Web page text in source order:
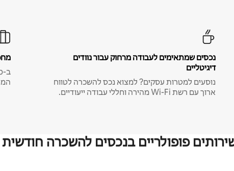
נכסים שמתאימים לעבודה מרחוק עבור נוודים
דיגיטליים
נוסעים למטרות עסקים? למצוא נכס להשכרה לטווח
ארוך עם רשת Wi-Fi מהירה וחללי עבודה ייעודיים.
פופולריים בנכסים להשכרה חודשית